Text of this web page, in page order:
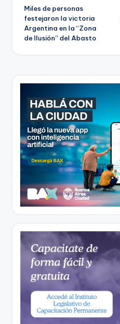
navigation
Miles de personas
festejaron la victoria
Argentina en la “Zona
de Ilusión” del Abasto